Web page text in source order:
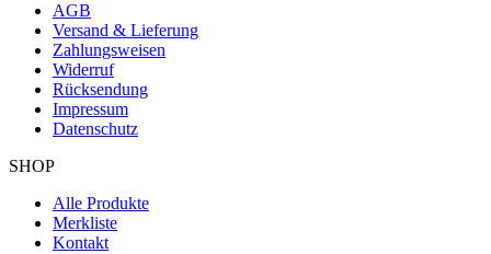
AGB
Versand & Lieferung
Zahlungsweisen
Widerruf
Rücksendung
Impressum
Datenschutz
SHOP
Alle Produkte
Merkliste
Kontakt